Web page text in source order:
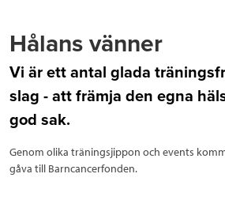
Hålans vänner
Vi är ett antal glada
slag - att främja den egna
god sak.
Genom olika träningsjippon och events
gåva till Barncancerfonden.